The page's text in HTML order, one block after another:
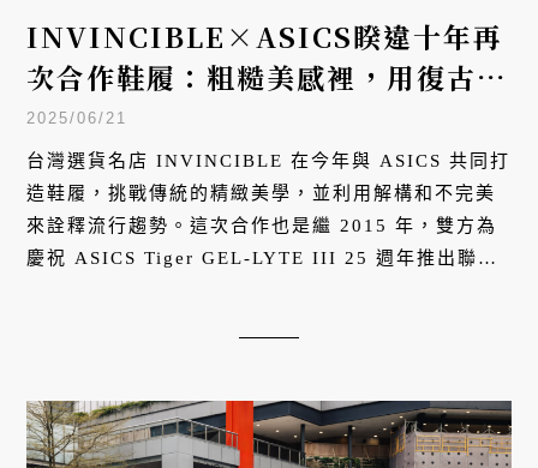
INVINCIBLE×ASICS睽違十年再
次合作鞋履：粗糙美感裡，用復古和
未來主義對話
2025/06/21
台灣選貨名店 INVINCIBLE 在今年與 ASICS 共同打
造鞋履，挑戰傳統的精緻美學，並利用解構和不完美
來詮釋流行趨勢。這次合作也是繼 2015 年，雙方為
慶祝 ASICS Tiger GEL-LYTE III 25 週年推出聯名